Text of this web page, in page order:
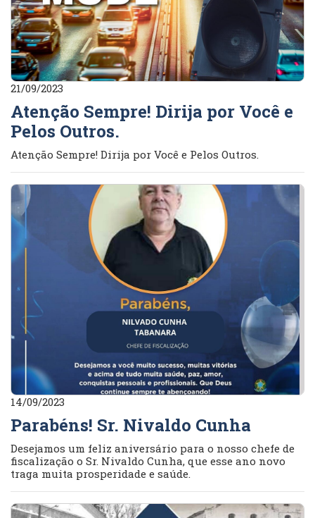
21/09/2023
Atenção Sempre! Dirija por Você e
Pelos Outros.
Atenção Sempre! Dirija por Você e Pelos Outros.
14/09/2023
Parabéns! Sr. Nivaldo Cunha
Desejamos um feliz aniversário para o nosso chefe de
fiscalização o Sr. Nivaldo Cunha, que esse ano novo
traga muita prosperidade e saúde.